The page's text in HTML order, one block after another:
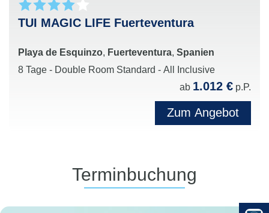
TUI MAGIC LIFE Fuerteventura
Playa de Esquinzo, Fuerteventura, Spanien
8 Tage - Double Room Standard - All Inclusive
ab 1.012 € p.P.
Zum Angebot
Terminbuchung